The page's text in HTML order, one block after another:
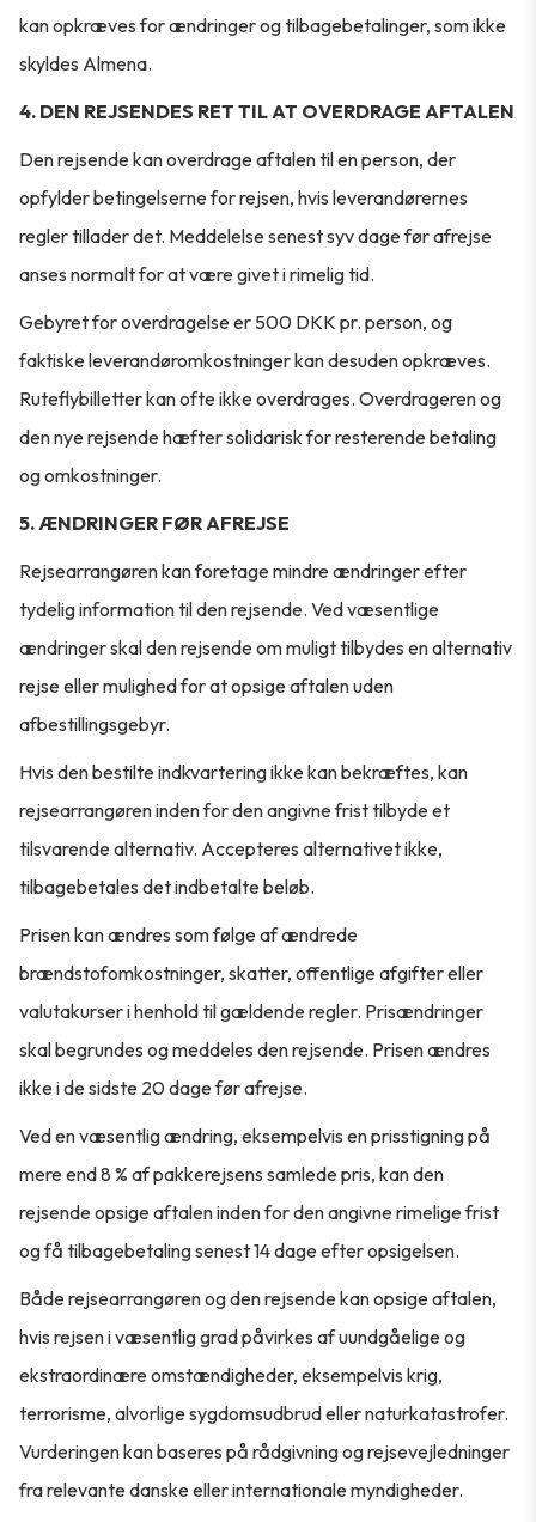
kan opkræves for ændringer og tilbagebetalinger, som ikke
skyldes Almena.
4. DEN REJSENDES RET TIL AT OVERDRAGE AFTALEN
Den rejsende kan overdrage aftalen til en person, der
opfylder betingelserne for rejsen, hvis leverandørernes
regler tillader det. Meddelelse senest syv dage før afrejse
anses normalt for at være givet i rimelig tid.
Gebyret for overdragelse er 500 DKK pr. person, og
faktiske leverandøromkostninger kan desuden opkræves.
Ruteflybilletter kan ofte ikke overdrages. Overdrageren og
den nye rejsende hæfter solidarisk for resterende betaling
og omkostninger.
5. ÆNDRINGER FØR AFREJSE
Rejsearrangøren kan foretage mindre ændringer efter
tydelig information til den rejsende. Ved væsentlige
ændringer skal den rejsende om muligt tilbydes en alternativ
rejse eller mulighed for at opsige aftalen uden
afbestillingsgebyr.
Hvis den bestilte indkvartering ikke kan bekræftes, kan
rejsearrangøren inden for den angivne frist tilbyde et
tilsvarende alternativ. Accepteres alternativet ikke,
tilbagebetales det indbetalte beløb.
Prisen kan ændres som følge af ændrede
brændstofomkostninger, skatter, offentlige afgifter eller
valutakurser i henhold til gældende regler. Prisændringer
skal begrundes og meddeles den rejsende. Prisen ændres
ikke i de sidste 20 dage før afrejse.
Ved en væsentlig ændring, eksempelvis en prisstigning på
mere end 8 % af pakkerejsens samlede pris, kan den
rejsende opsige aftalen inden for den angivne rimelige frist
og få tilbagebetaling senest 14 dage efter opsigelsen.
Både rejsearrangøren og den rejsende kan opsige aftalen,
hvis rejsen i væsentlig grad påvirkes af uundgåelige og
ekstraordinære omstændigheder, eksempelvis krig,
terrorisme, alvorlige sygdomsudbrud eller naturkatastrofer.
Vurderingen kan baseres på rådgivning og rejsevejledninger
fra relevante danske eller internationale myndigheder.